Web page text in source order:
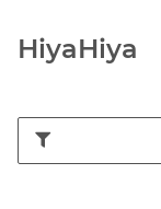
HiyaHiya